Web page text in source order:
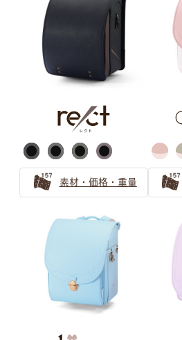
世界にひとつだ
お子さまのお気に入りがき
ランドセルカラーの選び方ガ
グレー ランドセル
【2025年】グレーのランドセル
年入学向けの注目の色は？
グレーのランドセルは知的でスタ
をプラスしよう
グレーのランドセルがおしゃれ
ドの予感
ベージュ ランドセ
素材・価格・重量